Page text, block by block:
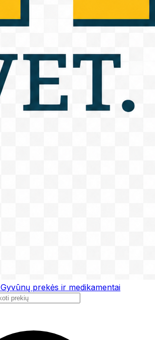
Gyvūnų prekės ir medikamentai